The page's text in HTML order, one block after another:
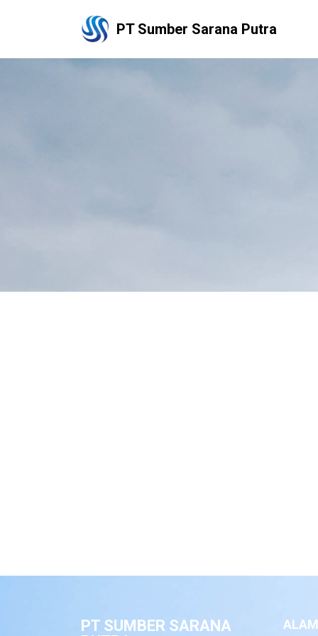
PT Sumber Sarana Putra
PT SUMBER SARANA